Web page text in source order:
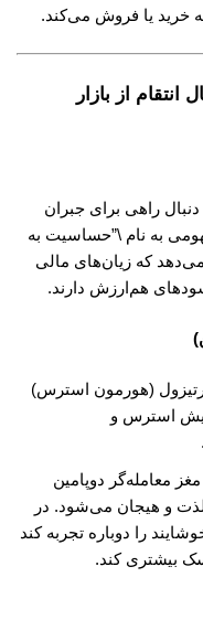
خرید یا فروش می‌کند.
از بازار
راهی برای جبران
به نام \”حساسیت به
که زیان‌های مالی
هم‌ارزش دارند.
(هورمون استرس)
استرس و
معامله‌گر دوپامین
و هیجان می‌شود. در
را دوباره تجربه کند
بیشتری کند.